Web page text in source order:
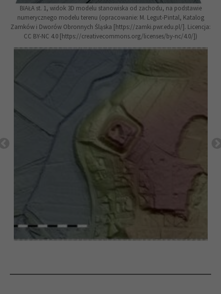
BIAŁA st. 1, widok 3D modelu stanowiska od zachodu, na podstawie
numerycznego modelu terenu (opracowanie: M. Legut-Pintal, Katalog
Zamków i Dworów Obronnych Śląska [https://zamki.pwr.edu.pl/]. Licencja:
CC BY-NC 4.0 [https://creativecommons.org/licenses/by-nc/4.0/])